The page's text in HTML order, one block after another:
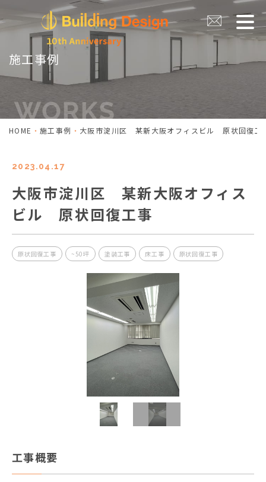
施工事例
HOME 施工事例 大阪市淀川区 某新大阪オフィスビル 原状回復工
2023.04.17
大阪市淀川区 某新大阪オフィス
ビル 原状回復工事
原状回復工事 ~50坪 塗装工事 床工事 原状回復工事
工事概要